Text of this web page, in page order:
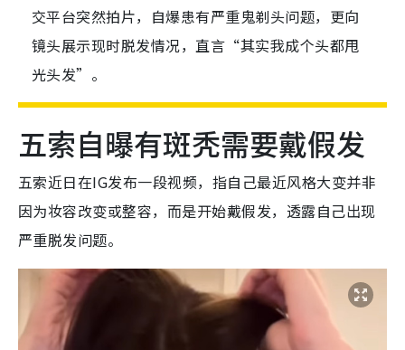
交平台突然拍片，自爆患有严重鬼剃头问题，更向
镜头展示现时脱发情况，直言“其实我成个头都甩
光头发”。
五索自曝有斑秃需要戴假发
五索近日在IG发布一段视频，指自己最近风格大变并非
因为妆容改变或整容，而是开始戴假发，透露自己出现
严重脱发问题。